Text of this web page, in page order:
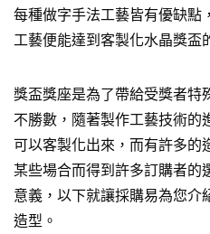
每種做字手法工藝皆有優缺點
工藝便能達到客製化水晶獎盃
獎盃獎座是為了帶給受獎者特
不勝數，隨著製作工藝技術的
可以客製化出來，而有許多的
某些場合而得到許多訂購者的
意義，以下就讓採購易為您介
造型。